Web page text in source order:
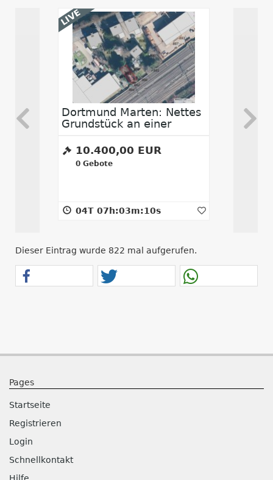
LIVE
Dortmund Marten: Nettes
Grundstück an einer
10.400,00 EUR
0Gebote
04T 07h:03m:10s
Ca.
Dieser Eintrag wurde 822 mal aufgerufen.
Pages
Startseite
Registrieren
Login
Schnellkontakt
Hilfe